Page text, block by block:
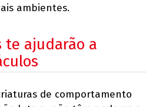
ambientes.
te ajudarão a
de comportamento